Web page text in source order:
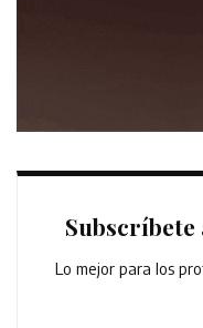
Lo mejor para los